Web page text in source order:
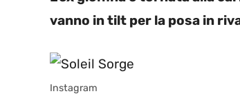
vanno in tilt per la posa in
Instagram